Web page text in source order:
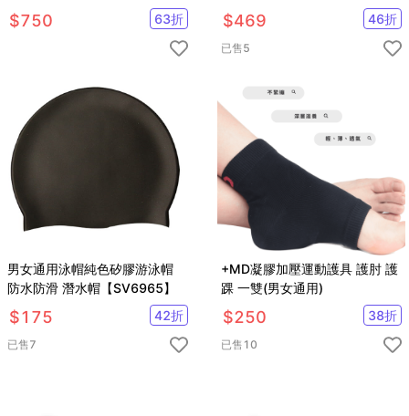
$750 63折 $469 46折
已售5
男女通用泳帽純色矽膠游泳帽
防水防滑 潛水帽【SV6965】
$175 42折
已售7
+MD凝膠加壓運動護具 護肘 護
踝 一雙(男女通用)
$250 38折
已售 10